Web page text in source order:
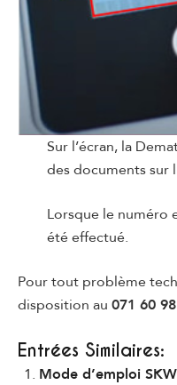
Sur l’écran, la
des documents sur
Lorsque le numéro
été effectué.
Pour tout problème
disposition au 071 60
Entrées Similaires:
Mode d’emploi